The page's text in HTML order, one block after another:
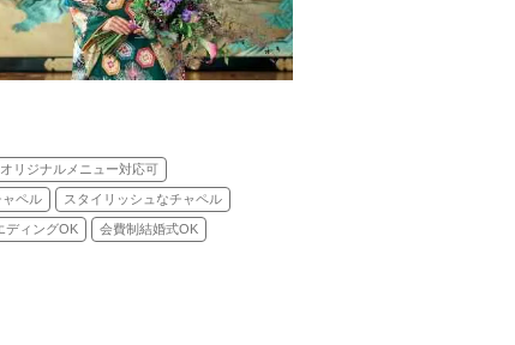
オリジナルメニュー対応可
ャペル スタイリッシュなチャペル
ディングOK 会費制結婚式OK